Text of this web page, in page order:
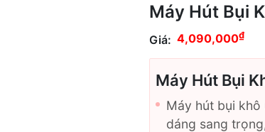
Máy Hút Bụi
Giá: 4,090,000₫
Máy Hút Bụi
Máy hút bụi
dáng sang